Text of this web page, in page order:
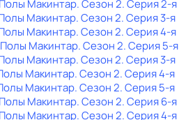
Макинтар. Сезон 2. Серия 2-я
Макинтар. Сезон 2. Серия 3-я
Макинтар. Сезон 2. Серия 4-я
Макинтар. Сезон 2. Серия 5-я
Макинтар. Сезон 2. Серия 3-я
Макинтар. Сезон 2. Серия 4-я
Макинтар. Сезон 2. Серия 5-я
Макинтар. Сезон 2. Серия 6-я
Макинтар. Сезон 2. Серия 4-я